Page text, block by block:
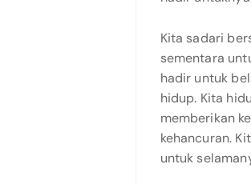
Kita sadari
sementara
hadir untuk
hidup. Kita
memberikan
kehancuran.
untuk